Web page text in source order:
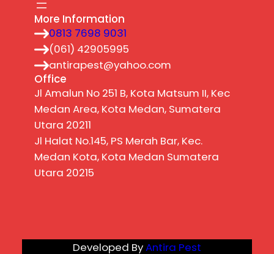
More Information
0813 7698 9031
(061) 42905995
antirapest@yahoo.com
Office
Jl Amalun No 251 B, Kota Matsum II, Kec
Medan Area, Kota Medan, Sumatera
Utara 20211
Jl Halat No.145, PS Merah Bar, Kec.
Medan Kota, Kota Medan Sumatera
Utara 20215
Developed ByAntira Pest